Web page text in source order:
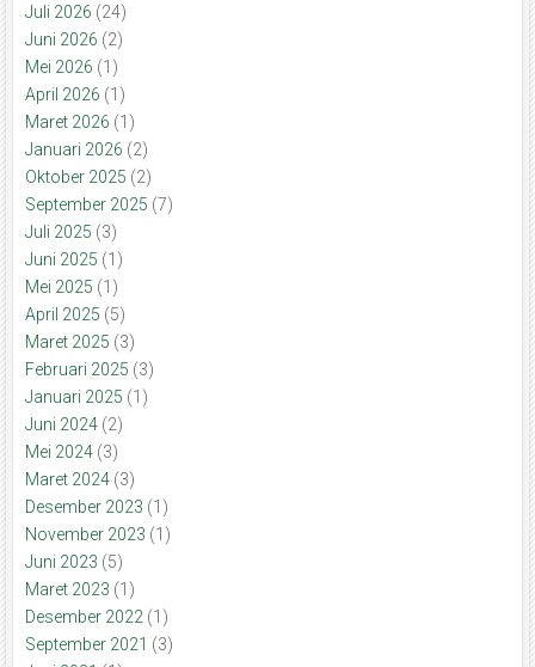
Juli 2026 (24)
Juni 2026 (2)
Mei 2026 (1)
April 2026 (1)
Maret 2026 (1)
Januari 2026 (2)
Oktober 2025 (2)
September 2025 (7)
Juli 2025 (3)
Juni 2025 (1)
Mei 2025 (1)
April 2025 (5)
Maret 2025 (3)
Februari 2025 (3)
Januari 2025 (1)
Juni 2024 (2)
Mei 2024 (3)
Maret 2024 (3)
Desember 2023 (1)
November 2023 (1)
Juni 2023 (5)
Maret 2023 (1)
Desember 2022 (1)
September 2021 (3)